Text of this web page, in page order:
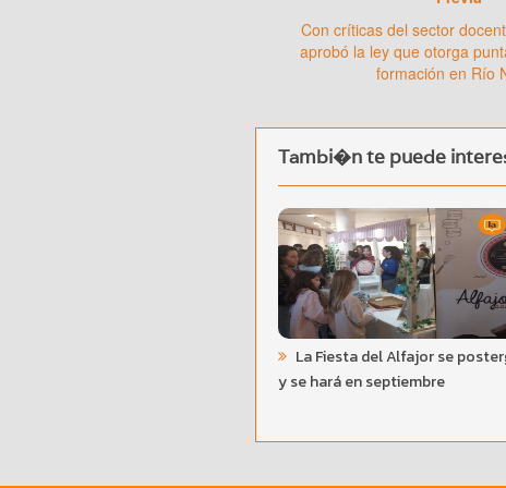
Con críticas del sector
aprobó la ley que otorga
formación en Río
Tambi�n te puede
La Fiesta del Alfajor se
y se hará en septiembre